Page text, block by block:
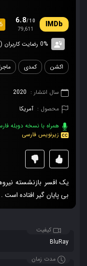
6.8/10
79,611
0% رضایت کاربران (0رای)
اکشن کمدی
سال انتشار : 2020
محصول : آمریکا
همراه با نسخه دوبله
زیرنویس فارسی
یک افسر بازنشسته
بی پایان گیر افتاده است .
کیفیت
BluRay
مدت زمان